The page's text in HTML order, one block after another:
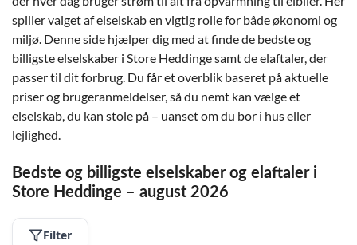
spiller valget af elselskab en vigtig rolle for både økonomi og
miljø. Denne side hjælper dig med at finde de bedste og
billigste elselskaber i Store Heddinge samt de elaftaler, der
passer til dit forbrug. Du får et overblik baseret på aktuelle
priser og brugeranmeldelser, så du nemt kan vælge et
elselskab, du kan stole på – uanset om du bor i hus eller
lejlighed.
Bedste og billigste elselskaber og elaftaler i
Store Heddinge – august 2026
Filter